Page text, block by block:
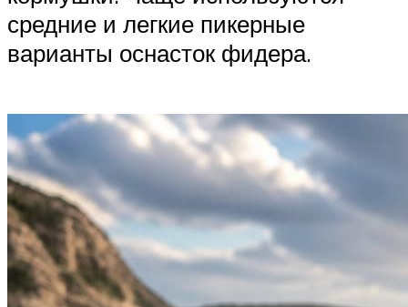
средние и легкие пикерные
варианты оснасток фидера.